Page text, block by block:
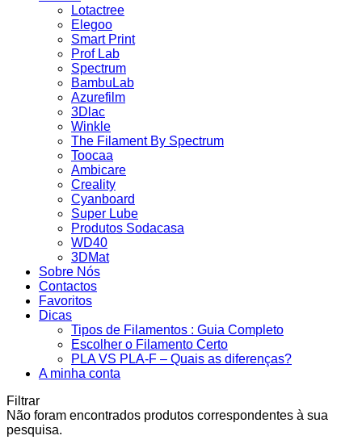
Lotactree
Elegoo
Smart Print
Prof Lab
Spectrum
BambuLab
Azurefilm
3Dlac
Winkle
The Filament By Spectrum
Toocaa
Ambicare
Creality
Cyanboard
Super Lube
Produtos Sodacasa
WD40
3DMat
Sobre Nós
Contactos
Favoritos
Dicas
Tipos de Filamentos : Guia Completo
Escolher o Filamento Certo
PLA VS PLA-F – Quais as diferenças?
A minha conta
Filtrar
Não foram encontrados produtos correspondentes à sua
pesquisa.